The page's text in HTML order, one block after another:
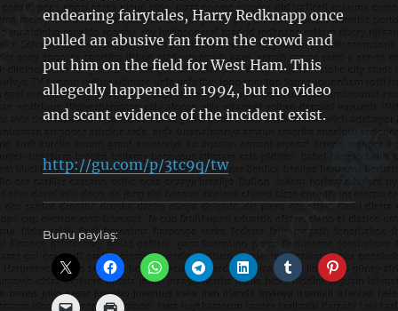
endearing fairytales, Harry Redknapp once
pulled an abusive fan from the crowd and
put him on the field for West Ham. This
allegedly happened in 1994, but no video
and scant evidence of the incident exist.
http://gu.com/p/3tc9q/tw
Bunu paylaş: